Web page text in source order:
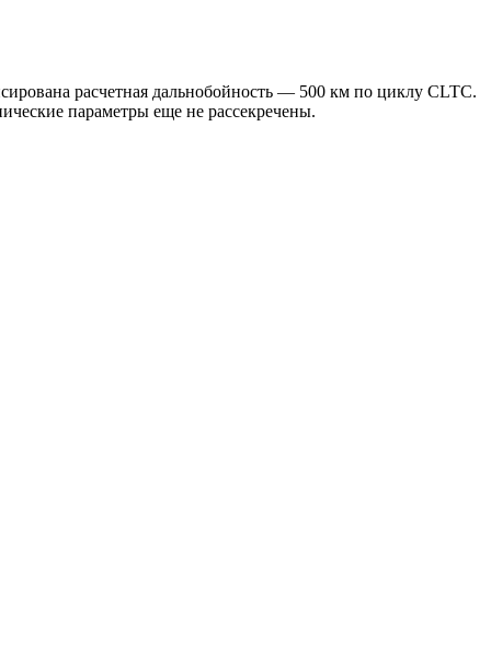
расчетная дальнобойность — 500 км по циклу CLTC.
параметры еще не рассекречены.